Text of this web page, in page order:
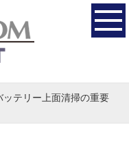
テリー上面清掃の重要